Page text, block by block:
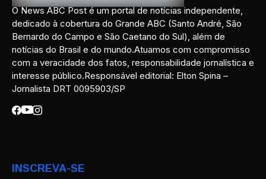
O News ABC Post é um portal de notícias independente,
dedicado à cobertura do Grande ABC (Santo André, São
Bernardo do Campo e São Caetano do Sul), além de
notícias do Brasil e do mundo.Atuamos com compromisso
com a veracidade dos fatos, responsabilidade jornalística e
interesse público.Responsável editorial: Elton Spina –
Jornalista DRT 0095903/SP
INSCREVA-SE